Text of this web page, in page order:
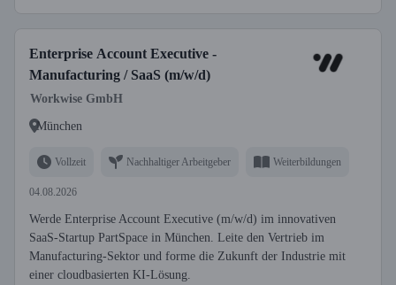
Enterprise Account Executive -
Manufacturing / SaaS (m/w/d)
Workwise GmbH
München
Vollzeit Nachhaltiger Arbeitgeber Weiterbildungen
04.08.2026
Werde Enterprise Account Executive (m/w/d) im innovativen
SaaS-Startup PartSpace in München. Leite den Vertrieb im
Manufacturing-Sektor und forme die Zukunft der Industrie mit
einer cloudbasierten KI-Lösung.